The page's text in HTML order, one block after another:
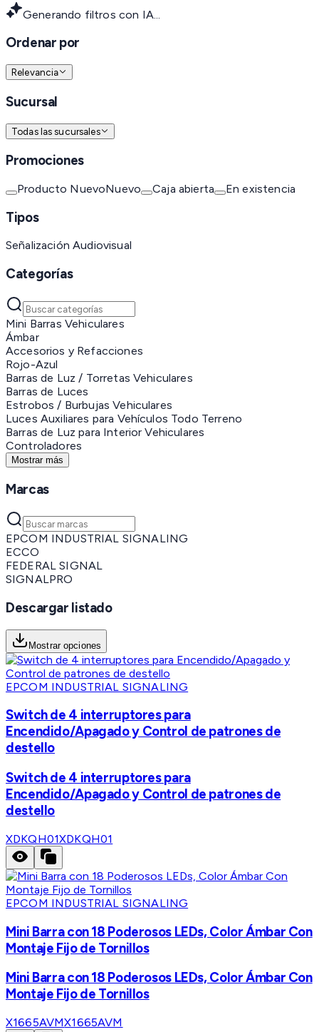
Generando filtros con IA...
Ordenar por
Relevancia
Sucursal
Todas las sucursales
Promociones
Producto NuevoNuevo Caja abierta En existencia
Tipos
Señalización Audiovisual
Categorías
Mini Barras Vehiculares
Ámbar
Accesorios y Refacciones
Rojo-Azul
Barras de Luz / Torretas Vehiculares
Barras de Luces
Estrobos / Burbujas Vehiculares
Luces Auxiliares para Vehículos Todo Terreno
Barras de Luz para Interior Vehiculares
Controladores
Mostrar más
Marcas
EPCOM INDUSTRIAL SIGNALING
ECCO
FEDERAL SIGNAL
SIGNALPRO
Descargar listado
Mostrar opciones
EPCOM INDUSTRIAL SIGNALING
Switch de 4 interruptores para
Encendido/Apagado y Control de patrones de
destello
Switch de 4 interruptores para
Encendido/Apagado y Control de patrones de
destello
XDKQH01XDKQH01
EPCOM INDUSTRIAL SIGNALING
Mini Barra con 18 Poderosos LEDs, Color Ámbar Con
Montaje Fijo de Tornillos
Mini Barra con 18 Poderosos LEDs, Color Ámbar Con
Montaje Fijo de Tornillos
X1665AVMX1665AVM